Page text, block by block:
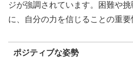
ジが強調されています。困難や
に、自分の力を信じることの重要
ポジティブな姿勢